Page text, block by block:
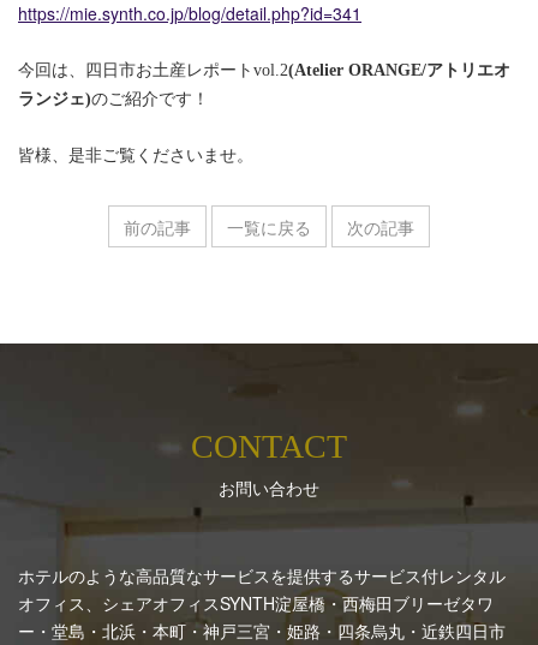
https://mie.synth.co.jp/blog/detail.php?id=341
今回は、四日市お土産レポートvol.2(Atelier ORANGE/アトリエオ
ランジェ)のご紹介です！
皆様、是非ご覧くださいませ。
前の記事 一覧に戻る 次の記事
CONTACT
お問い合わせ
ホテルのような高品質なサービスを提供するサービス付レンタル
オフィス、シェアオフィスSYNTH淀屋橋・西梅田ブリーゼタワ
ー・堂島・北浜・本町・神戸三宮・姫路・四条烏丸・近鉄四日市